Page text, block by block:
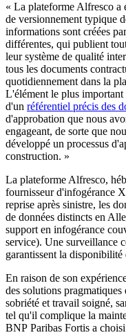
« La plateforme Alfresco a
de versionnement typique
informations sont créées
différentes, qui publient
leur système de qualité
tous les documents
quotidiennement dans la
L'élément le plus important
d'un référentiel précis des
d'approbation que nous
engageant, de sorte que
développé un processus
construction. »
La plateforme Alfresco,
fournisseur d'infogérance
reprise après sinistre, les
de données distincts en
support en infogérance
service). Une surveillance
garantissent la disponibilité
En raison de son
des solutions
sobriété et travail soigné,
tel qu'il complique la
BNP Paribas Fortis a